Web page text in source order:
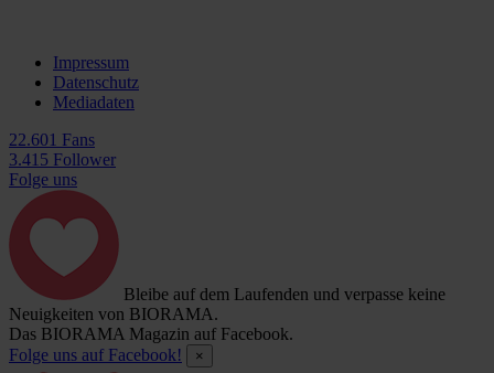
Impressum
Datenschutz
Mediadaten
22.601 Fans
3.415 Follower
Folge uns
Bleibe auf dem Laufenden und verpasse keine
Neuigkeiten von BIORAMA.
Das BIORAMA Magazin auf Facebook.
Folge uns auf Facebook!
×